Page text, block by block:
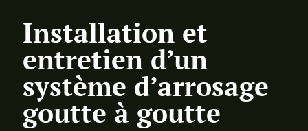
Installation et
entretien d’un
système d’arrosage
goutte à goutte